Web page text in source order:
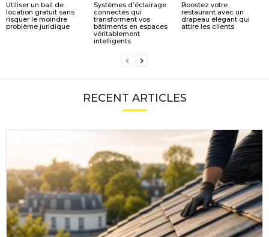
Utiliser un bail de
location gratuit sans
risquer le moindre
problème juridique
Systèmes d’éclairage
connectés qui
transforment vos
bâtiments en espaces
véritablement
intelligents
Boostez votre
restaurant avec un
drapeau élégant qui
attire les clients
RECENT ARTICLES